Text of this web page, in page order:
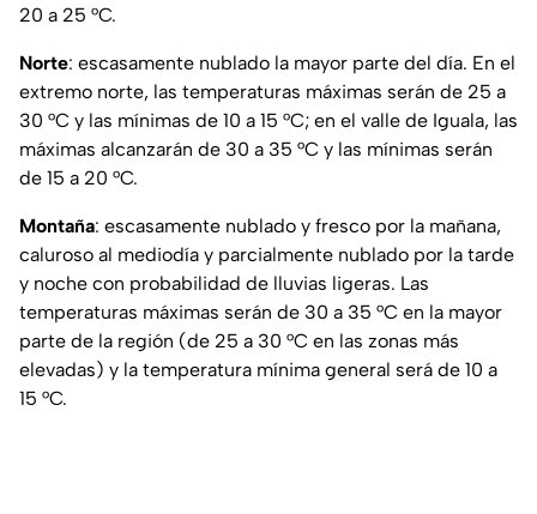
20 a 25 °C.
Norte: escasamente nublado la mayor parte del día. En el
extremo norte, las temperaturas máximas serán de 25 a
30 °C y las mínimas de 10 a 15 °C; en el valle de Iguala, las
máximas alcanzarán de 30 a 35 °C y las mínimas serán
de 15 a 20 °C.
Montaña: escasamente nublado y fresco por la mañana,
caluroso al mediodía y parcialmente nublado por la tarde
y noche con probabilidad de lluvias ligeras. Las
temperaturas máximas serán de 30 a 35 °C en la mayor
parte de la región (de 25 a 30 °C en las zonas más
elevadas) y la temperatura mínima general será de 10 a
15 °C.